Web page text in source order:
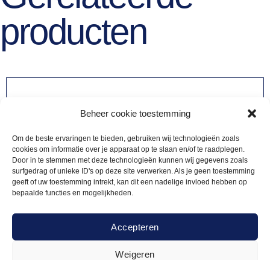
Beheer cookie toestemming
Om de beste ervaringen te bieden, gebruiken wij technologieën zoals
cookies om informatie over je apparaat op te slaan en/of te raadplegen.
Door in te stemmen met deze technologieën kunnen wij gegevens zoals
surfgedrag of unieke ID's op deze site verwerken. Als je geen toestemming
geeft of uw toestemming intrekt, kan dit een nadelige invloed hebben op
bepaalde functies en mogelijkheden.
Accepteren
Weigeren
producten